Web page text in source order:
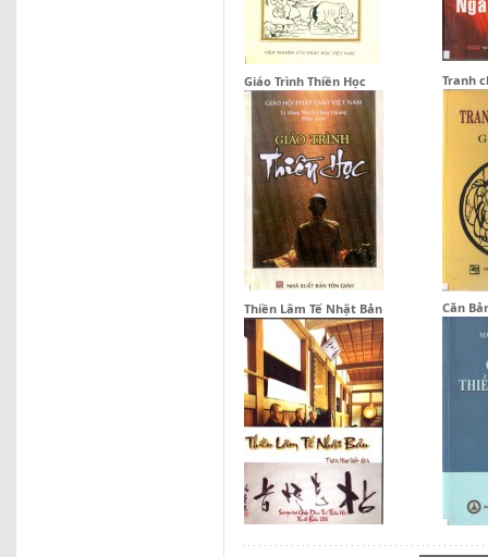
Giáo Trình Thiền Học Tranh
Thiền Lâm Tế Nhật Bản Căn